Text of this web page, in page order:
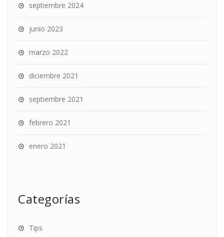
septiembre 2024
junio 2023
marzo 2022
diciembre 2021
septiembre 2021
febrero 2021
enero 2021
Categorías
Tips